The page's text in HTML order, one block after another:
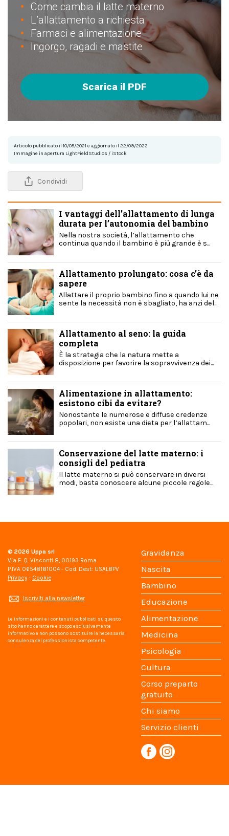
Come cambia il latte materno
L’allattamento a richiesta
Farmaci e alimentazione
Ingorgo, ragadi e mastite
Scarica il PDF
Articolo pubblicato il 10/05/2021 e aggiornato il 22/09/2022
Immagine in apertura LightFieldStudios / iStock
Condividi
I vantaggi dell’allattamento di lunga
durata per l’autonomia del bambino
Nella nostra società, l’allattamento che
continua quando il bambino è più grande è s...
Allattamento prolungato: cosa c’è da
sapere
Allattare il proprio bambino fino a quando lui ne
sente la necessità non è sbagliato, ha anzi del...
Allattamento al seno: la guida
completa
È la strategia che la natura mette a
disposizione per favorire la sopravvivenza dei...
Alimentazione in allattamento:
esistono cibi da evitare?
Nonostante le numerose e diffuse credenze
popolari, non esiste una dieta per l’allattam...
Conservazione del latte materno: i
consigli del pediatra
Il latte materno si può conservare in diversi
modi, basta conoscere alcune piccole regole...
© 2026 Uppa srl
Via E. Q. Visconti 8, 00193 Roma
P.IVA 06548181004 - Cod. Dest: USAL8PV
Privacy - Cookie
Iscriviti alla newsletter
Le informazioni e i contenuti pubblicati su questo
sito hanno carattere e scopo esclusivamente
informativo e non possono sostituire la necessaria
consulenza del professionista competente.
Gravidanza
Nascita
Bambino
Educazione
Alimentazione
Medicina
Psicologia
Cultura
Corso preparto
gratuito
Chi siamo
Servizio clienti